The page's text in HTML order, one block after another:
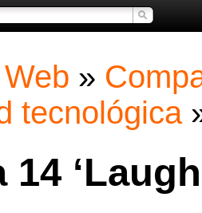
»
tecnológica
14